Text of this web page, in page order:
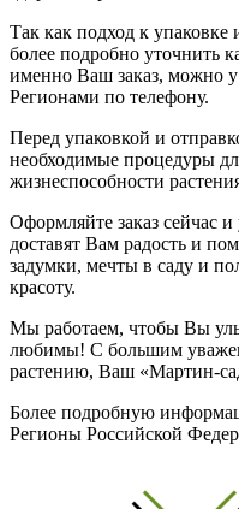
Так как подход к упаковке
более подробно уточнить
именно Ваш заказ, можно
Регионами по телефону.
Перед упаковкой и
необходимые процедуры
жизнеспособности
Оформляйте заказ сейчас
доставят Вам радость и
задумки, мечты в саду и
красоту.
Мы работаем, чтобы Вы
любимы! С большим
растению, Ваш «Мартин-
Более подробную
Регионы Российской